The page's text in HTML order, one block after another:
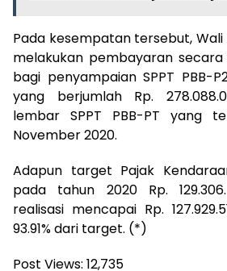
Pada kesempatan tersebut,
melakukan pembayaran
bagi penyampaian SPPT PBB-
yang berjumlah Rp.
lembar SPPT PBB-PT yang
November 2020.
Adapun target Pajak
pada tahun 2020 Rp.
realisasi mencapai Rp.
93.91% dari target. (*)
Post Views: 12,735